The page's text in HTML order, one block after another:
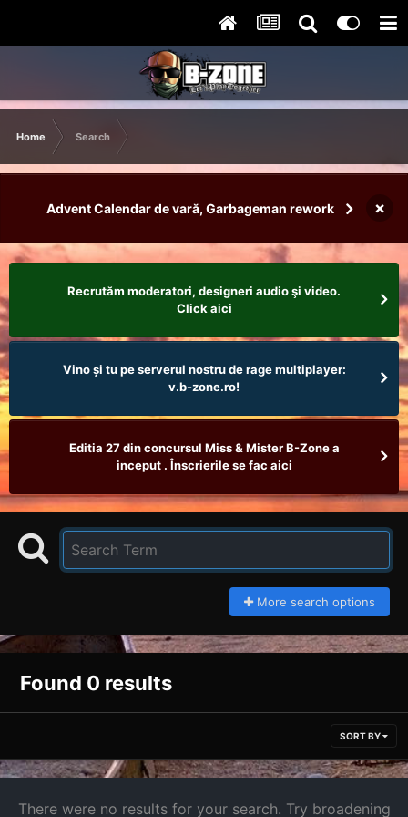
Home Search
Advent Calendar de vară, Garbageman rework ×
Recrutăm moderatori, designeri audio şi video.
Click aici
Vino și tu pe serverul nostru de rage multiplayer:
v.b-zone.ro!
Editia 27 din concursul Miss & Mister B-Zone a
inceput . Înscrierile se fac aici
More search options
Found 0 results
SORT BY
There were no results for your search. Try broadening